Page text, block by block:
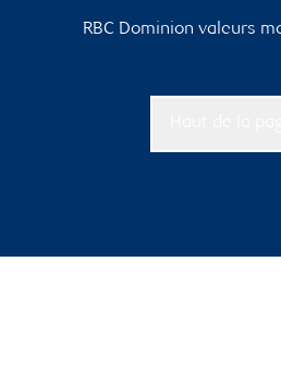
RBC Dominion valeurs